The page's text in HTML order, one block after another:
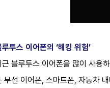
루투스 이어폰의 ‘해킹 위험’
근 블루투스 이어폰을 많이 사용
무선 이어폰, 스마트폰, 자동차